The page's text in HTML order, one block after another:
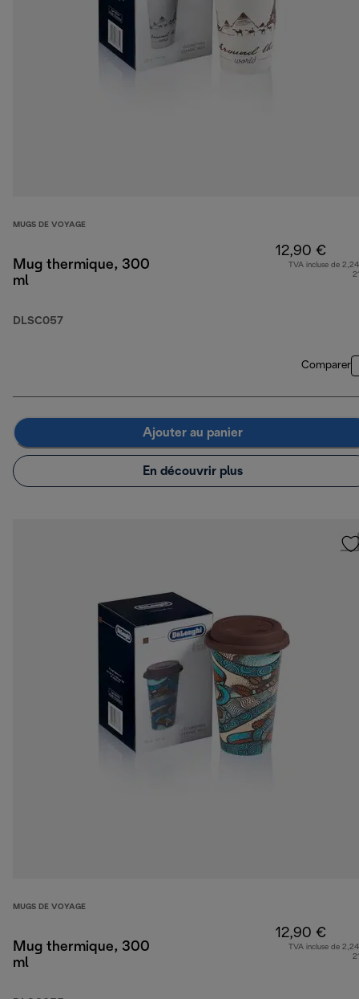
MUGS DE VOYAGE
Mug thermique, 300
ml
DLSC057
12,90 €
TVA incluse de
Comparer
Ajouter au panier
En découvrir plus
MUGS DE VOYAGE
Mug thermique, 300
ml
12,90 €
TVA incluse de